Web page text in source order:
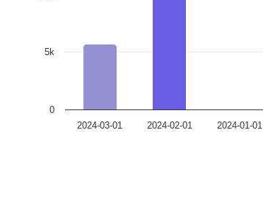
2024-03-01 2024-02-01 2024-01-01
0
5k